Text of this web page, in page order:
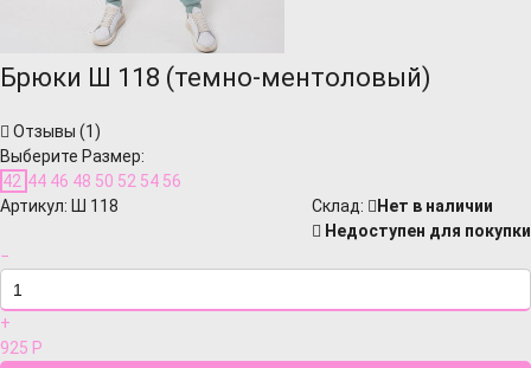
Брюки Ш 118 (темно-ментоловый)
Отзывы (1)
Выберите Размер:
42 44 46 48 50 52 54 56
Артикул: Ш 118 Cклад:
Нет в наличии
Недоступен для покупки
−
+
925 Р